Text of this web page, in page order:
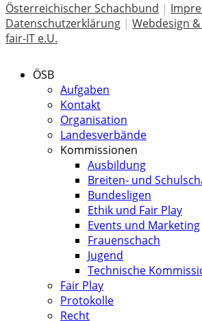
Österreichischer Schachbund |
Datenschutzerklärung | Webdesign
fair-IT e.U.
ÖSB
Aufgaben
Kontakt
Organisation
Landesverbände
Kommissionen
Ausbildung
Breiten- und
Bundesligen
Ethik und Fair Play
Events und Marketing
Frauenschach
Jugend
Technische
Fair Play
Protokolle
Recht